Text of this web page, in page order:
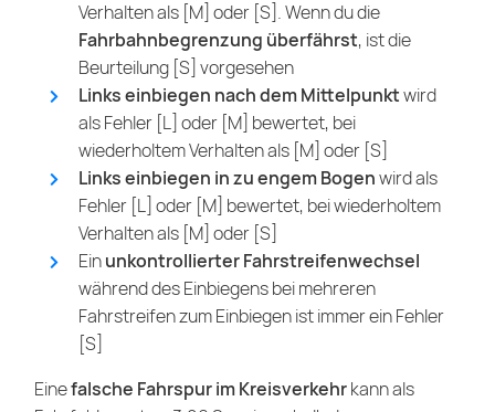
Verhalten als [M] oder [S]. Wenn du die
Fahrbahnbegrenzung überfährst, ist die
Beurteilung [S] vorgesehen
Links einbiegen nach dem Mittelpunktwird
als Fehler [L] oder [M] bewertet, bei
wiederholtem Verhalten als [M] oder [S]
Links einbiegen in zu engem Bogenwird als
Fehler [L] oder [M] bewertet, bei wiederholtem
Verhalten als [M] oder [S]
Einunkontrollierter Fahrstreifenwechsel
während des Einbiegens bei mehreren
Fahrstreifen zum Einbiegen ist immer ein Fehler
[S]
Einefalsche Fahrspur im Kreisverkehrkann als